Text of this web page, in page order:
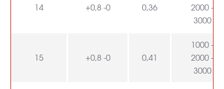
14 +0,8 -0 0,36
2000 -
3000
15 +0,8 -0 0,41
1000 -
2000 -
3000